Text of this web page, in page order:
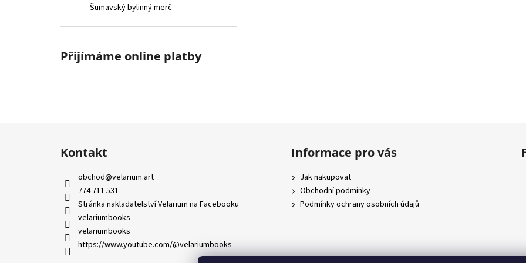
Šumavský bylinný merč
Přijímáme online platby
Z
Kontakt
obchod@velarium.art
774 711 531
Stránka nakladatelství Velarium na Facebooku
velariumbooks
velariumbooks
https://www.youtube.com/@velariumbooks
Informace pro vás
Jak nakupovat
Obchodní podmínky
Podmínky ochrany osobních údajů